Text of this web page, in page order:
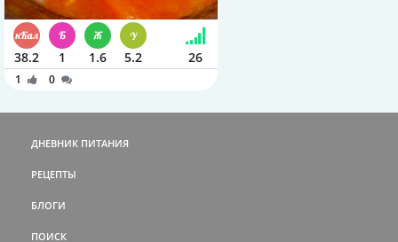
38.2 1 1.6 5.2 26
1 0
ДНЕВНИК ПИТАНИЯ
РЕЦЕПТЫ
БЛОГИ
ПОИСК